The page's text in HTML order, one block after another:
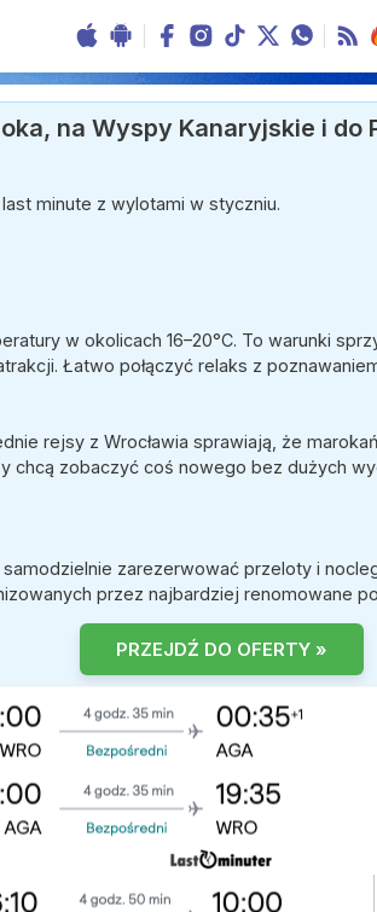
na Wyspy Kanaryjskie i do
minute z wylotami w styczniu.
w okolicach 16–20°C. To warunki
Łatwo połączyć relaks z
rejsy z Wrocławia sprawiają, że
chcą zobaczyć coś nowego bez dużych
zarezerwować przeloty i
przez najbardziej renomowane
PRZEJDŹ DO OFERTY »